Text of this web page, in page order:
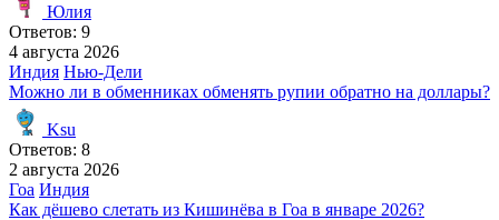
Юлия
Ответов: 9
4 августа 2026
Индия Нью-Дели
Можно ли в обменниках обменять рупии обратно на доллары?
Ksu
Ответов: 8
2 августа 2026
Гоа Индия
Как дёшево слетать из Кишинёва в Гоа в январе 2026?